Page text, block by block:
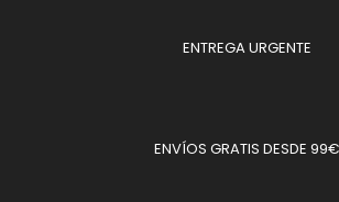
ENTREGA URGENTE
ENVÍOS GRATIS DESDE 99€